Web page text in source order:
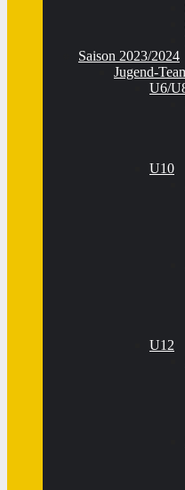
Saison 2023/2024
Jugend-
U6/
U10
U12